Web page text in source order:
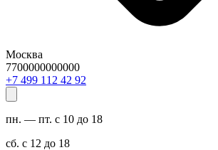
Москва
7700000000000
29 24 211 994 7+
пн. — пт. с 10 до 18
сб. с 12 до 18